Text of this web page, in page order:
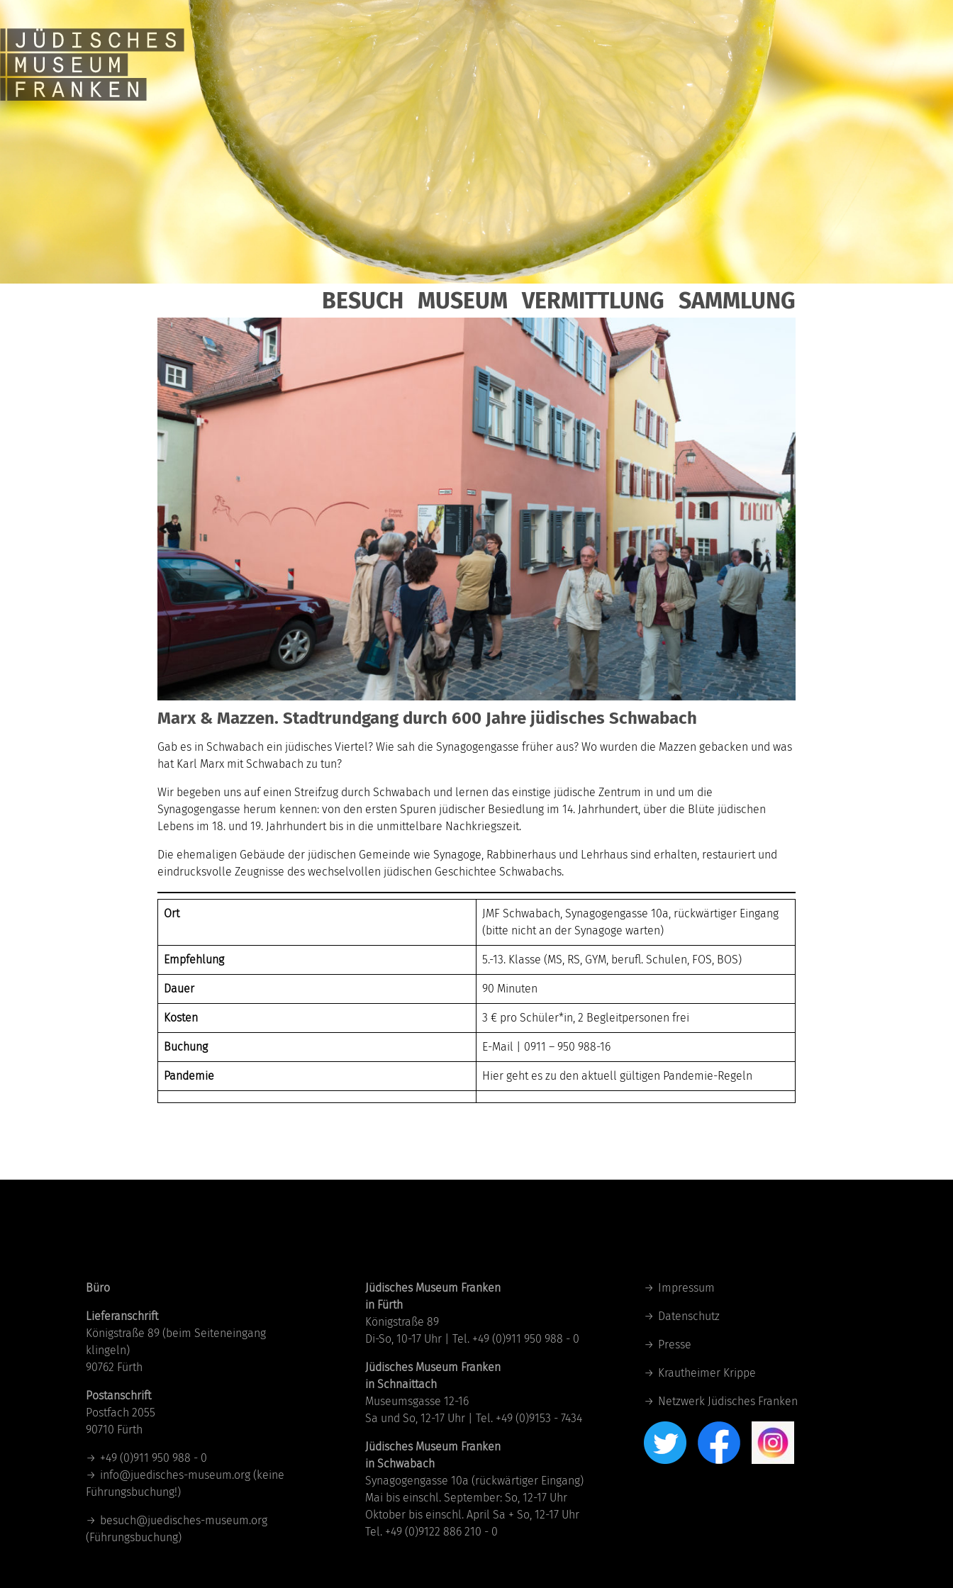
BESUCH MUSEUM VERMITTLUNG SAMMLUNG
Marx & Mazzen. Stadtrundgang durch 600 Jahre jüdisches Schwabach
Gab es in Schwabach ein jüdisches Viertel? Wie sah die Synagogengasse früher aus? Wo wurden die Mazzen gebacken und was
hat Karl Marx mit Schwabach zu tun?
Wir begeben uns auf einen Streifzug durch Schwabach und lernen das einstige jüdische Zentrum in und um die
Synagogengasse herum kennen: von den ersten Spuren jüdischer Besiedlung im 14. Jahrhundert, über die Blüte jüdischen
Lebens im 18. und 19. Jahrhundert bis in die unmittelbare Nachkriegszeit.
Die ehemaligen Gebäude der jüdischen Gemeinde wie Synagoge, Rabbinerhaus und Lehrhaus sind erhalten, restauriert und
eindrucksvolle Zeugnisse des wechselvollen jüdischen Geschichtee Schwabachs.
Ort
JMF Schwabach, Synagogengasse 10a, rückwärtiger Eingang
(bitte nicht an der Synagoge warten)
Empfehlung 5.-13. Klasse (MS, RS, GYM, berufl. Schulen, FOS, BOS)
Dauer 90 Minuten
Kosten 3 € pro Schüler*in, 2 Begleitpersonen frei
Buchung E-Mail | 0911 – 950 988-16
Pandemie Hier geht es zu den aktuell gültigen Pandemie-Regeln
Büro
Lieferanschrift
Königstraße 89 (beim Seiteneingang
klingeln)
90762 Fürth
Postanschrift
Postfach 2055
90710 Fürth
+49 (0)911 950 988 - 0
info@juedisches-museum.org(keine
Führungsbuchung!)
besuch@juedisches-museum.org
(Führungsbuchung)
Jüdisches Museum Franken
in Fürth
Königstraße 89
Di-So, 10-17 Uhr | Tel. +49 (0)911 950 988 - 0
Jüdisches Museum Franken
in Schnaittach
Museumsgasse 12-16
Sa und So, 12-17 Uhr | Tel. +49 (0)9153 - 7434
Jüdisches Museum Franken
in Schwabach
Synagogengasse 10a (rückwärtiger Eingang)
Mai bis einschl. September: So, 12-17 Uhr
Oktober bis einschl. April Sa + So, 12-17 Uhr
Tel. +49 (0)9122 886 210 - 0
Impressum
Datenschutz
Presse
Krautheimer Krippe
Netzwerk Jüdisches Franken